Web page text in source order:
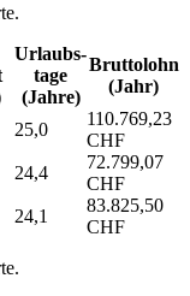
Urlaubs­
tage
(Jahre)
Bruttolohn
(Jahr)
25,0
110.769,23
CHF
24,4
72.799,07
CHF
24,1
83.825,50
CHF